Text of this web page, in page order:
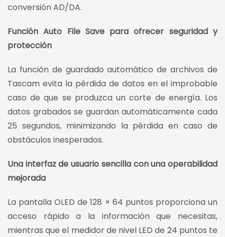
conversión AD/DA.
Función Auto File Save para ofrecer seguridad y
protección
La función de guardado automático de archivos de
Tascam evita la pérdida de datos en el improbable
caso de que se produzca un corte de energía. Los
datos grabados se guardan automáticamente cada
25 segundos, minimizando la pérdida en caso de
obstáculos inesperados.
Una interfaz de usuario sencilla con una operabilidad
mejorada
La pantalla OLED de 128 × 64 puntos proporciona un
acceso rápido a la información que necesitas,
mientras que el medidor de nivel LED de 24 puntos te